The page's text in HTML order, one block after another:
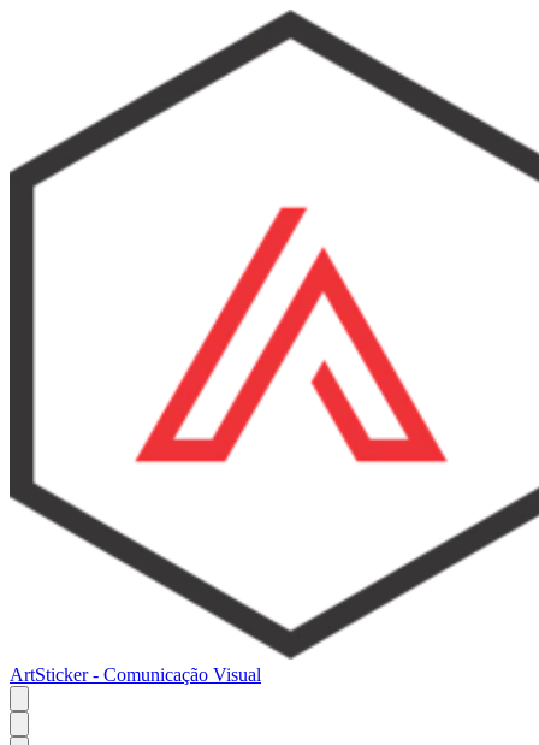
ArtSticker - Comunicação Visual